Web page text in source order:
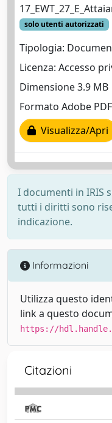
solo utenti autorizzati
Tipologia:
Licenza: Accesso
Dimensione 3.9 MB
Formato Adobe PDF
Visualizza/Apri
I documenti in IRIS
tutti i diritti sono
indicazione.
Informazioni
Utilizza questo
link a questo
https://
Citazioni